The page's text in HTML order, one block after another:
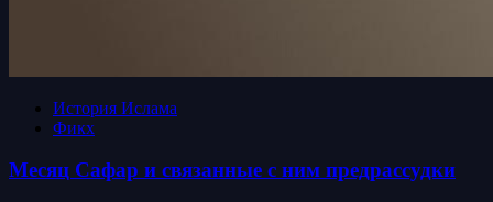
История Ислама
Фикх
Месяц Сафар и связанные с ним предрассудки